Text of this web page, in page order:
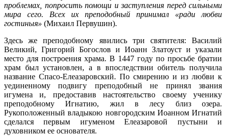
проблемах, попросить помощи и заступления перед сильными
мира сего. Всех их преподобный принимал «ради любви
гостиныя» (Михаил Первушин).
Здесь же преподобному явились три святителя: Василий
Великий, Григорий Богослов и Иоанн Златоуст и указали
место для построения храма. В 1447 году по просьбе братии
храм был установлен, а в впоследствии обитель получила
название Спасо-Елеазаровский. По смирению и из любви к
уединенному подвигу преподобный не принял звания
игумена и, предоставив настоятельство своему ученику
преподобному Игнатию, жил в лесу близ озера.
Рукоположенный владыкою новгородским Иоанном Игнатий
сделался первым игуменом Елеазаровой пустыни и
духовником ее основателя.